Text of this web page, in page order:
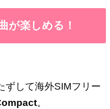
が楽しめる！
ずして海外SIMフリー
。